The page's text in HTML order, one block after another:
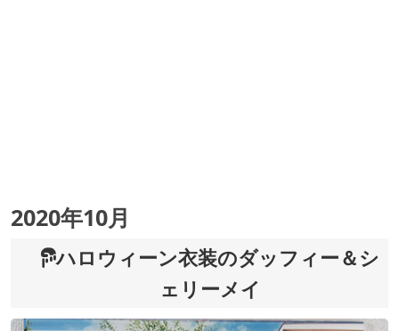
2020年10月
ハロウィーン衣装のダッフィー＆シ
ェリーメイ